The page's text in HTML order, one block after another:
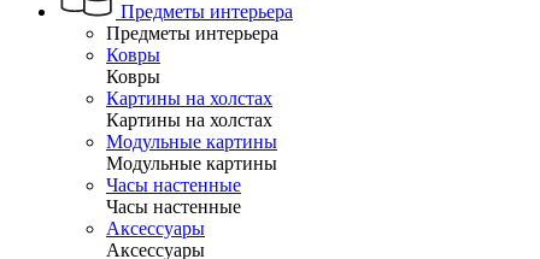
Предметы интерьера
Предметы интерьера
Ковры
Ковры
Картины на холстах
Картины на холстах
Модульные картины
Модульные картины
Часы настенные
Часы настенные
Аксессуары
Аксессуары